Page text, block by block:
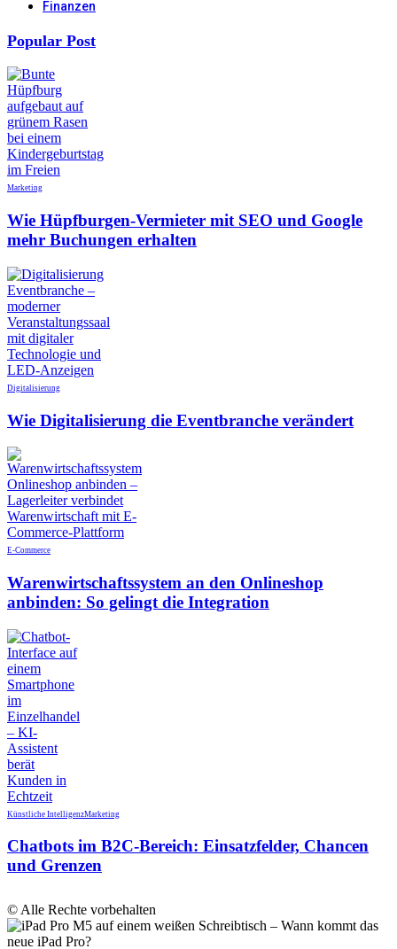
Finanzen
Popular Post
Marketing
Wie Hüpfburgen-Vermieter mit SEO und Google
mehr Buchungen erhalten
Digitalisierung
Wie Digitalisierung die Eventbranche verändert
E-Commerce
Warenwirtschaftssystem an den Onlineshop
anbinden: So gelingt die Integration
Künstliche IntelligenzMarketing
Chatbots im B2C-Bereich: Einsatzfelder, Chancen
und Grenzen
© Alle Rechte vorbehalten